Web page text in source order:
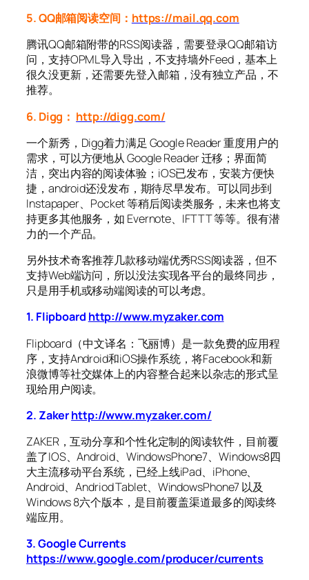
5. QQ邮箱阅读空间： https://mail.qq.com
腾讯QQ邮箱附带的RSS阅读器，需要登录QQ邮箱访
问，支持OPML导入导出，不支持墙外Feed，基本上
很久没更新，还需要先登入邮箱，没有独立产品，不
推荐。
6. Digg： http://digg.com/
一个新秀，Digg着力满足 Google Reader 重度用户的
需求，可以方便地从 Google Reader 迁移；界面简
洁，突出内容的阅读体验；iOS已发布，安装方便快
捷，android还没发布，期待尽早发布。可以同步到
Instapaper、Pocket 等稍后阅读类服务，未来也将支
持更多其他服务，如 Evernote、IFTTT 等等。很有潜
力的一个产品。
另外技术奇客推荐几款移动端优秀RSS阅读器，但不
支持Web端访问，所以没法实现各平台的最终同步，
只是用手机或移动端阅读的可以考虑。
1. Flipboard http://www.myzaker.com
Flipboard（中文译名：飞丽博）是一款免费的应用程
序，支持Android和iOS操作系统，将Facebook和新
浪微博等社交媒体上的内容整合起来以杂志的形式呈
现给用户阅读。
2. Zakerhttp://www.myzaker.com/
ZAKER，互动分享和个性化定制的阅读软件，目前覆
盖了IOS、Android、WindowsPhone7、Windows8四
大主流移动平台系统，已经上线iPad、iPhone、
Android、Andriod Tablet、WindowsPhone7 以及
Windows 8六个版本，是目前覆盖渠道最多的阅读终
端应用。
3. Google Currents
https://www.google.com/producer/currents